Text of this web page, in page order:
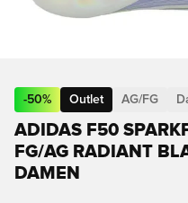
-50% Outlet AG/FG
ADIDAS F50
FG/AG RADIANT
DAMEN